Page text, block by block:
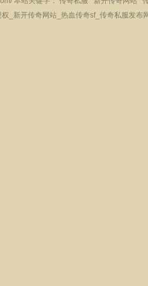
权_新开传奇网站_热血传奇sf_传奇私服发布